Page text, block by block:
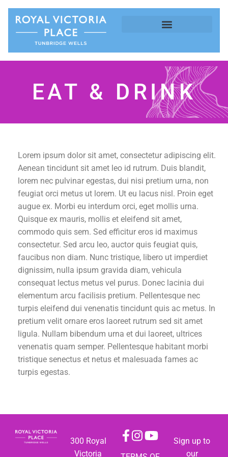
EAT & DRINK
Lorem ipsum dolor sit amet, consectetur adipiscing elit.
Aenean tincidunt sit amet leo id rutrum. Duis blandit,
lorem nec pulvinar egestas, dui nisi pretium urna, non
feugiat orci metus ut lorem. Ut eu lacus nisl. Proin eget
augue ex. Morbi eu interdum orci, eget mollis urna.
Quisque ex mauris, mollis et eleifend sit amet,
commodo quis sem. Sed efficitur eros id maximus
consectetur. Sed arcu leo, auctor quis feugiat quis,
faucibus non diam. Nunc tristique, libero ut imperdiet
dignissim, nulla ipsum gravida diam, vehicula
consequat lectus metus vel purus. Donec lacinia dui
elementum arcu facilisis pretium. Pellentesque nec
turpis eleifend dui venenatis tincidunt quis ac metus. In
pretium velit ornare eros laoreet rutrum sed sit amet
ligula. Nullam bibendum urna et dui laoreet, ultrices
venenatis quam semper. Pellentesque habitant morbi
tristique senectus et netus et malesuada fames ac
turpis egestas.
300 Royal
Victoria
Sign up to
our